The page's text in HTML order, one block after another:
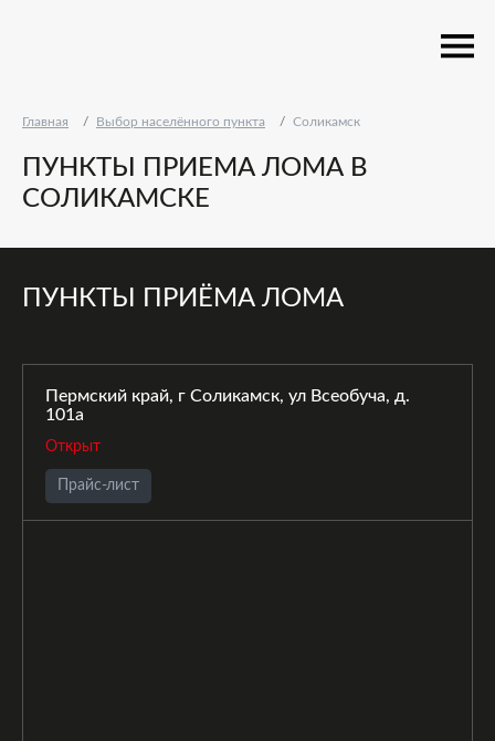
Главная Выбор населённого пункта Соликамск
ПУНКТЫ ПРИЕМА ЛОМА В
СОЛИКАМСКЕ
ПУНКТЫ ПРИЁМА ЛОМА
Пермский край, г Соликамск, ул Всеобуча, д.
101а
Открыт
Прайс-лист